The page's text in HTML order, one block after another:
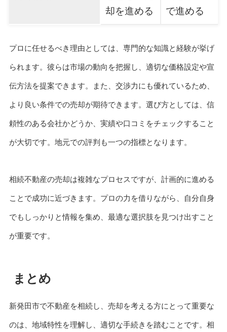
却を進める
で進める
プロに任せるべき理由としては、専門的な知識と経験が挙げ
られます。彼らは市場の動向を把握し、適切な価格設定や宣
伝方法を提案できます。また、交渉力にも優れているため、
より良い条件での売却が期待できます。選び方としては、信
頼性のある会社かどうか、実績や口コミをチェックすること
が大切です。地元での評判も一つの指標となります。
相続不動産の売却は複雑なプロセスですが、計画的に進める
ことで成功に近づきます。プロの力を借りながら、自分自身
でもしっかりと情報を集め、最適な選択肢を見つけ出すこと
が重要です。
まとめ
新発田市で不動産を相続し、売却を考える方にとって重要な
のは、地域特性を理解し、適切な手続きを踏むことです。相